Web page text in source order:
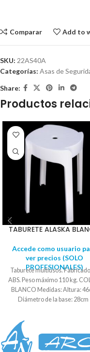
Comparar Add to
SKU: 22AS40A
Categorías: Asas de
Share:
Productos
TABURETE ALASKA
Accede como usuario
ver precios (SOLO
PROFESIONALES)
Taburete multiusos.
ABS. Peso máximo 110 kg.
BLANCO Medidas: Altura:
Diámetro de la base: 28cm